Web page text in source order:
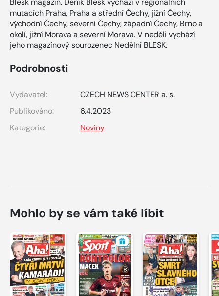
Blesk magazín. Deník Blesk vychází v regionálních
mutacích Praha, Praha a střední Čechy, jižní Čechy,
východní Čechy, severní Čechy, západní Čechy, Brno a
okolí, jižní Morava a severní Morava. V neděli vychází
jeho magazínový sourozenec Nedělní BLESK.
Podrobnosti
Vydavatel:
CZECH NEWS CENTER a. s.
Publikováno:
6.4.2023
Kategorie:
Noviny
Mohlo by se vám také líbit